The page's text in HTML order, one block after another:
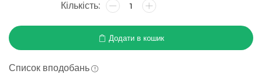
Додати в кошик
Список вподобань